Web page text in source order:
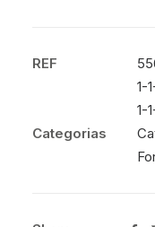
REF
1-
1-
Categorias